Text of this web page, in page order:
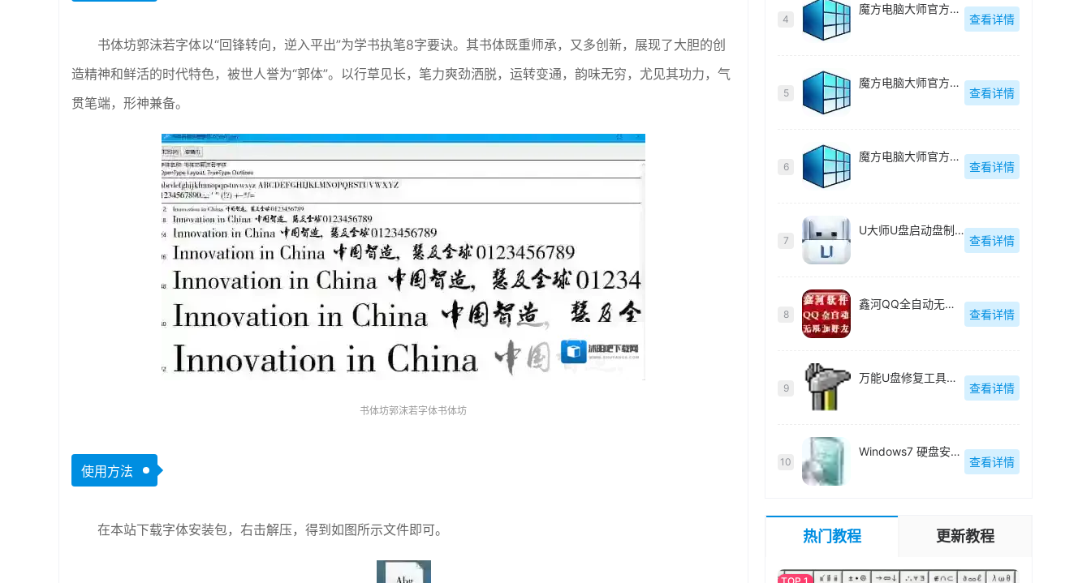
书体坊郭沫若字体以“回锋转向，逆入平出”为学书执笔8字要诀。其书体既重师承，又多创新，展现了大胆的创
造精神和鲜活的时代特色，被世人誉为“郭体”。以行草见长，笔力爽劲洒脱，运转变通，韵味无穷，尤见其功力，气
贯笔端，形神兼备。
书体坊郭沫若字体书体坊
使用方法
在本站下载字体安装包，右击解压，得到如图所示文件即可。
4
魔方电脑大师官方最新版-v6.25
查看详情
5
魔方电脑大师官方最新版-v6.25
查看详情
6
魔方电脑大师官方最新版-v6.25
查看详情
7
U大师U盘启动盘制作工具【附教程】-v【】
查看详情
8
鑫河QQ全自动无限加好友神器-v2.2.3.6
查看详情
9
万能U盘修复工具绿色版-v1.0
查看详情
10
Windows7 硬盘安装工具绿色版-v1.2.0.62
查看详情
热门教程 更新教程